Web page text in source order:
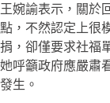
王婉諭表示，關於
點，不然認定上很
捐，卻僅要求社福
她呼籲政府應嚴肅
發生。